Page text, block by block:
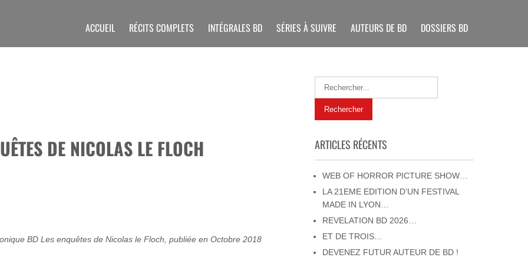
ACCUEIL RÉCITS COMPLETS INTÉGRALES BD SÉRIES À SUIVRE AUTEURS DE BD DOSSIERS BD
DE NICOLAS LE FLOCH
BD Les enquêtes de Nicolas le Floch, publiée en Octobre 2018
ARTICLES RÉCENTS
WEB OF HORROR PICTURE SHOW…
LA 21EME EDITION D’UN FESTIVAL
MADE IN LYON…
REVELATION BD 2026…
ET DE TROIS…
DEVENEZ FUTUR AUTEUR DE BD !